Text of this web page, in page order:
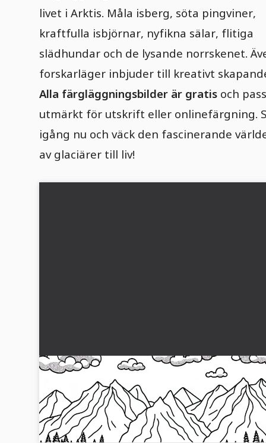
livet i Arktis. Måla isberg, söta pingviner,
kraftfulla isbjörnar, nyfikna sälar, flitiga
slädhundar och de lysande norrskenet.
forskarläger inbjuder till kreativt
Alla färgläggningsbilder är gratis och
utmärkt för utskrift eller onlinefärgning.
igång nu och väck den fascinerande
av glaciärer till liv!
Isbjörnen som åker på ett isberg som
gratis
Mala en isbjörn på en isflak i en fantastisk
glaciärlandsapsulation. Ladda ner bilden gratis!...